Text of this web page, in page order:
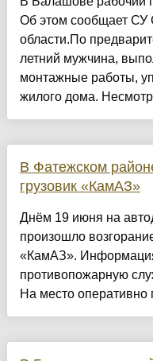
Об этом сообщает СУ
области.По
летний мужчина,
монтажные работы,
жилого дома.
В Фатежском
грузовик «КамАЗ»
Днём 19 июня на
произошло
«КамАЗ».
противопожарную
На место оперативно